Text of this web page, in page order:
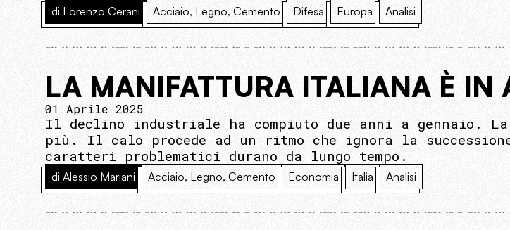
di Lorenzo Cerani Acciaio, Legno, Cemento Difesa Europa Analisi
LA MANIFATTURA ITALIANA È IN
01 Aprile 2025
Il declino industriale ha compiuto due anni a gennaio.
più. Il calo procede ad un ritmo che ignora la
caratteri problematici durano da lungo tempo.
di Alessio Mariani Acciaio, Legno, Cemento Economia Italia Analisi